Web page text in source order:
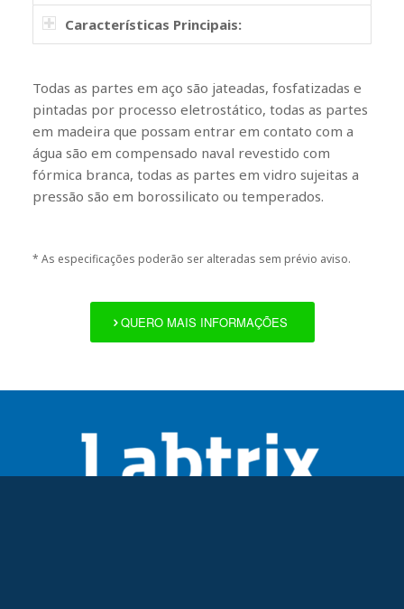
Características Principais:
Todas as partes em aço são jateadas, fosfatizadas e
pintadas por processo eletrostático, todas as partes
em madeira que possam entrar em contato com a
água são em compensado naval revestido com
fórmica branca, todas as partes em vidro sujeitas a
pressão são em borossilicato ou temperados.
* As especificações poderão ser alteradas sem prévio aviso.
QUERO MAIS INFORMAÇÕES